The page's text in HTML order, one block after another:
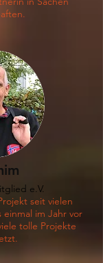
e.V.
seit vielen
im Jahr vor
tolle Projekte